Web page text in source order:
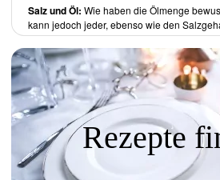
Sonstiges
Rezepte
Getränke:
Hier finden Sie verschiedenste Smoothies
Gemüse sowie cremige Drinks. Als
Regelfall Früchte oder getrocknete Datteln.
benötigt besondere Zutaten, wie Lucuma
Beispiele aufgeführter Getränke ist derIced
Suppen:
Salz und Öl: Wie haben die Ölmenge
kann jedoch jeder, ebenso wie den
Rezepte